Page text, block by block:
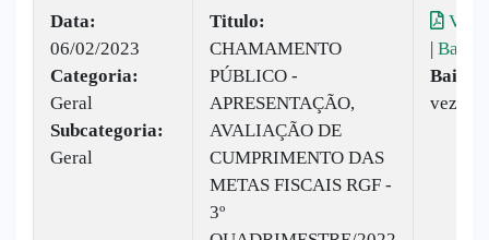
Data:
06/02/2023
Categoria:
Geral
Subcategoria:
Geral
Titulo:
CHAMAMENTO
PÚBLICO -
APRESENTAÇÃO,
AVALIAÇÃO DE
CUMPRIMENTO DAS
METAS FISCAIS RGF -
3º
| Baixar
vezes